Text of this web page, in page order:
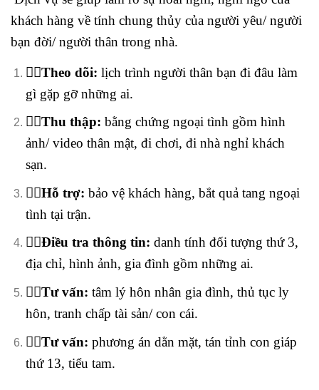
khách hàng về tính chung thủy của người yêu/ người
bạn đời/ người thân trong nhà.
🕵️‍♂️Theo dõi: lịch trình người thân bạn đi đâu làm
gì gặp gỡ những ai.
🕵️‍♂️Thu thập: bằng chứng ngoại tình gồm hình
ảnh/ video thân mật, đi chơi, đi nhà nghỉ khách
sạn.
🕵️‍♂️Hỗ trợ: bảo vệ khách hàng, bắt quả tang ngoại
tình tại trận.
🕵️‍♂️Điều tra thông tin: danh tính đối tượng thứ 3,
địa chỉ, hình ảnh, gia đình gồm những ai.
🕵️‍♂️Tư vấn: tâm lý hôn nhân gia đình, thủ tục ly
hôn, tranh chấp tài sản/ con cái.
🕵️‍♂️Tư vấn: phương án dằn mặt, tán tỉnh con giáp
thứ 13, tiểu tam.